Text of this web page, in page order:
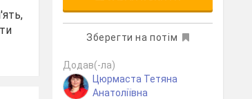
Зберегти на потім
Додав(-ла)
Цюрмаста Тетяна
Анатоліївна